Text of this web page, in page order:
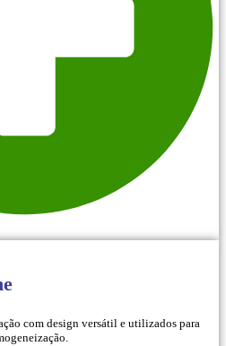
com design versátil e utilizados para